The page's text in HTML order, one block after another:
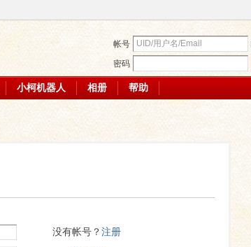
帐号
密码
小柯机器人 相册 帮助
没有帐号？注册